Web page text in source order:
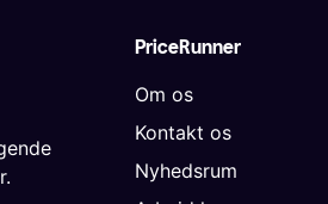
PriceRunner
Om os
Kontakt os
Nyhedsrum